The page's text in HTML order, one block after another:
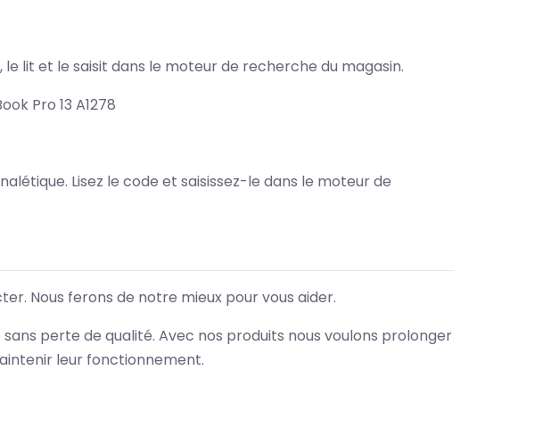
lit et le saisit dans le moteur de recherche du magasin.
Pro 13 A1278
Lisez le code et saisissez-le dans le moteur de
Nous ferons de notre mieux pour vous aider.
perte de qualité. Avec nos produits nous voulons prolonger
leur fonctionnement.